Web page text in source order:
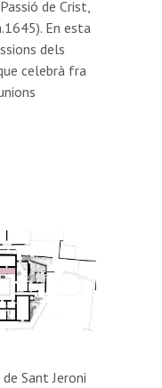
de Crist,
En esta
dels
celebrà fra
Sant Jeroni